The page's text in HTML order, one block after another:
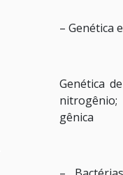
– Genética
Genética
nitrogênio;
gênica